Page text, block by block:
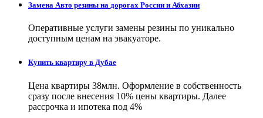
Замена Авто резины на дорогах России и Абхазии
Оперативные услуги замены резины по уникально
доступным ценам на эвакуаторе.
Купить квартиру в Дубае
Цена квартиры 38млн. Оформление в собственность
сразу после внесения 10% цены квартиры. Далее
рассрочка и ипотека под 4%